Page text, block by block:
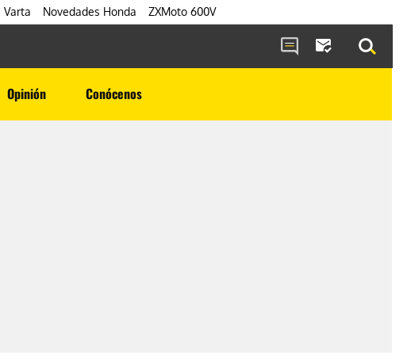
Varta Novedades Honda ZXMoto 600V
Opinión Conócenos